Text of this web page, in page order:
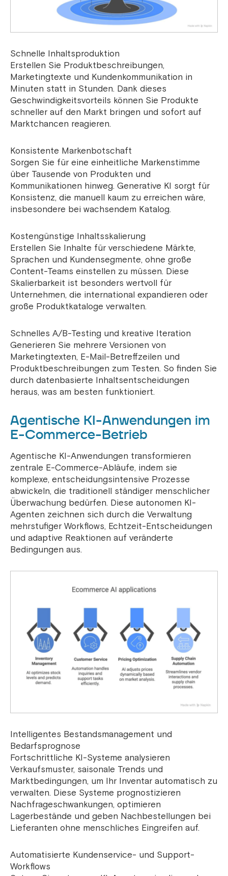
Schnelle Inhaltsproduktion
Erstellen Sie Produktbeschreibungen,
Marketingtexte und Kundenkommunikation in
Minuten statt in Stunden. Dank dieses
Geschwindigkeitsvorteils können Sie Produkte
schneller auf den Markt bringen und sofort auf
Marktchancen reagieren.
Konsistente Markenbotschaft
Sorgen Sie für eine einheitliche Markenstimme
über Tausende von Produkten und
Kommunikationen hinweg. Generative KI sorgt für
Konsistenz, die manuell kaum zu erreichen wäre,
insbesondere bei wachsendem Katalog.
Kostengünstige Inhaltsskalierung
Erstellen Sie Inhalte für verschiedene Märkte,
Sprachen und Kundensegmente, ohne große
Content-Teams einstellen zu müssen. Diese
Skalierbarkeit ist besonders wertvoll für
Unternehmen, die international expandieren oder
große Produktkataloge verwalten.
Schnelles A/B-Testing und kreative Iteration
Generieren Sie mehrere Versionen von
Marketingtexten, E-Mail-Betreffzeilen und
Produktbeschreibungen zum Testen. So finden Sie
durch datenbasierte Inhaltsentscheidungen
heraus, was am besten funktioniert.
Agentische KI-Anwendungen im
E-Commerce-Betrieb
Agentische KI-Anwendungen transformieren
zentrale E-Commerce-Abläufe, indem sie
komplexe, entscheidungsintensive Prozesse
abwickeln, die traditionell ständiger menschlicher
Überwachung bedürfen. Diese autonomen KI-
Agenten zeichnen sich durch die Verwaltung
mehrstufiger Workflows, Echtzeit-Entscheidungen
und adaptive Reaktionen auf veränderte
Bedingungen aus.
Intelligentes Bestandsmanagement und
Bedarfsprognose
Fortschrittliche KI-Systeme analysieren
Verkaufsmuster, saisonale Trends und
Marktbedingungen, um Ihr Inventar automatisch zu
verwalten. Diese Systeme prognostizieren
Nachfrageschwankungen, optimieren
Lagerbestände und geben Nachbestellungen bei
Lieferanten ohne menschliches Eingreifen auf.
Automatisierte Kundenservice- und Support-
Workflows